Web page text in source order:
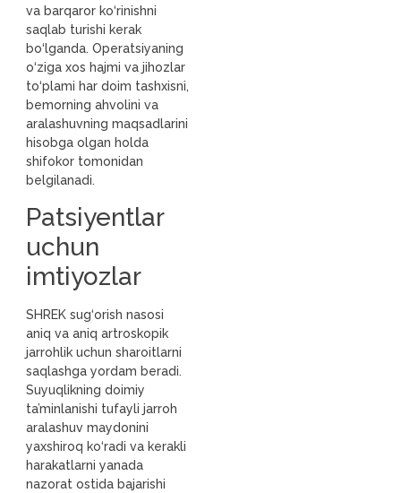
va barqaror ko‘rinishni
saqlab turishi kerak
bo‘lganda. Operatsiyaning
o‘ziga xos hajmi va jihozlar
to‘plami har doim tashxisni,
bemorning ahvolini va
aralashuvning maqsadlarini
hisobga olgan holda
shifokor tomonidan
belgilanadi.
Patsiyentlar
uchun
imtiyozlar
SHREK sug‘orish nasosi
aniq va aniq artroskopik
jarrohlik uchun sharoitlarni
saqlashga yordam beradi.
Suyuqlikning doimiy
ta’minlanishi tufayli jarroh
aralashuv maydonini
yaxshiroq ko‘radi va kerakli
harakatlarni yanada
nazorat ostida bajarishi